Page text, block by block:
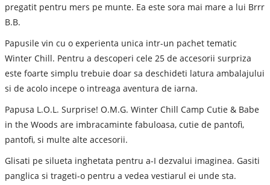
pregatit pentru mers pe munte. Ea este sora mai mare a lui Brrr
B.B.
Papusile vin cu o experienta unica intr-un pachet tematic
Winter Chill. Pentru a descoperi cele 25 de accesorii surpriza
este foarte simplu trebuie doar sa deschideti latura ambalajului
si de acolo incepe o intreaga aventura de iarna.
Papusa L.O.L. Surprise! O.M.G. Winter Chill Camp Cutie & Babe
in the Woods are imbracaminte fabuloasa, cutie de pantofi,
pantofi, si multe alte accesorii.
Glisati pe silueta inghetata pentru a-I dezvalui imaginea. Gasiti
panglica si trageti-o pentru a vedea vestiarul ei unde sta.